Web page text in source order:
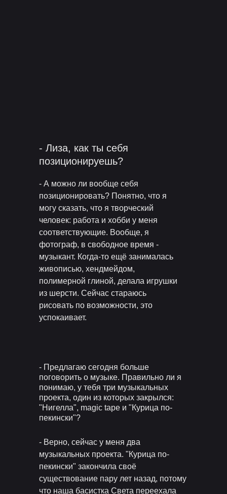
- Лиза, как ты себя
позиционируешь?
- А можно ли вообще себя
позиционировать? Понятно, что я
могу сказать, что я творческий
человек: работа и хобби у меня
соответствующие. Вообще, я
фотограф, в свободное время -
музыкант. Когда-то ещё занималась
живописью, хендмейдом,
полимерной глиной, делала игрушки
из шерсти. Сейчас стараюсь
рисовать по возможности, это
успокаивает.
- Предлагаю сегодня больше
поговорить о музыке. Правильно ли я
понимаю, у тебя три музыкальных
проекта, один из которых закрылся:
"Нигелла", magic tape и "Курица по-
пекински"?
- Верно, сейчас у меня два
музыкальных проекта. "Курица по-
пекински" закончила своё
существование пару лет назад, потому
что наша басистка Света переехала